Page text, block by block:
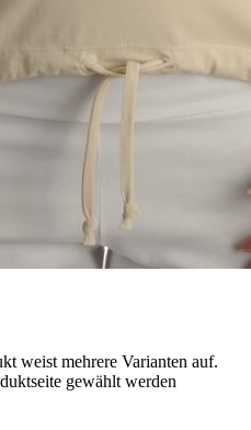
weist mehrere Varianten auf.
gewählt werden